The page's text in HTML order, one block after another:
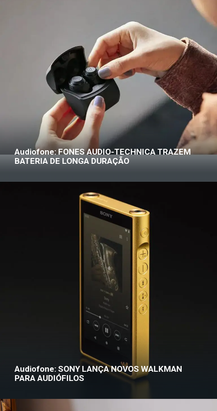
Audiofone: FONES AUDIO-TECHNICA TRAZEM
BATERIA DE LONGA DURAÇÃO
Audiofone: SONY LANÇA NOVOS WALKMAN
PARA AUDIÓFILOS